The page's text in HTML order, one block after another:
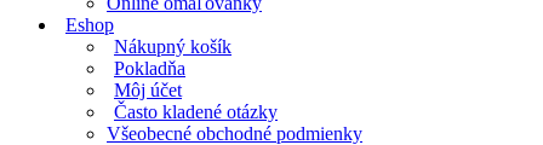
Eshop
Nákupný košík
Pokladňa
Môj účet
Často kladené otázky
Všeobecné obchodné podmienky